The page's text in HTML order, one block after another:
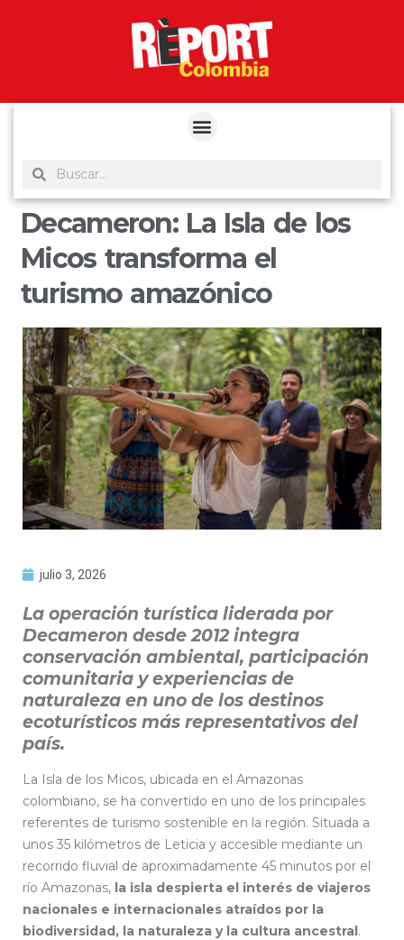
Decameron: La Isla de los
Micos transforma el
turismo amazónico
julio 3, 2026
La operación turística liderada por
Decameron desde 2012 integra
conservación ambiental, participación
comunitaria y experiencias de
naturaleza en uno de los destinos
ecoturísticos más representativos del
país.
La Isla de los Micos, ubicada en el Amazonas
colombiano, se ha convertido en uno de los principales
referentes de turismo sostenible en la región. Situada a
unos 35 kilómetros de Leticia y accesible mediante un
recorrido fluvial de aproximadamente 45 minutos por el
río Amazonas, la isla despierta el interés de viajeros
nacionales e internacionales atraídos por la
biodiversidad, la naturaleza y la cultura ancestral.